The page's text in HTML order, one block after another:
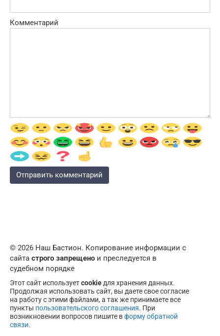
Комментарий
© 2026 Наш Бастион. Копирование информации с
сайта строго запрещено и преследуется в
судебном порядке
Этот сайт используетcookieдля хранения данных.
Продолжая использовать сайт, вы даете свое согласие
на работу с этими файлами, а так же принимаете все
пункты пользовательского соглашения. При
возникновении вопросов пишите вформу обратной
связи.